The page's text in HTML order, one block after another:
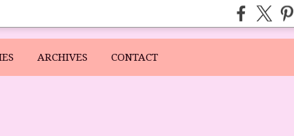
ARCHIVES CONTACT